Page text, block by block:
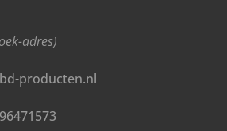
adres)
producten.nl